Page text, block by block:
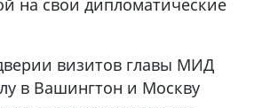
на свои дипломатические
визитов главы МИД
в Вашингтон и Москву